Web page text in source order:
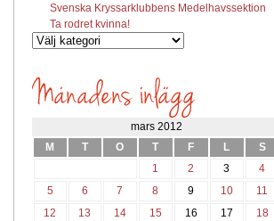
Svenska Kryssarklubbens Medelhavssektion
Ta rodret kvinna!
Vilka
söks?
mars 2012
M
T O T F L
S
1
2 3
4
5
6 7 8 9 10
11
12
13 14 15 16 17
18